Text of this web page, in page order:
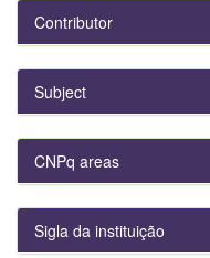
Contributor
Subject
CNPq areas
Sigla da instituição